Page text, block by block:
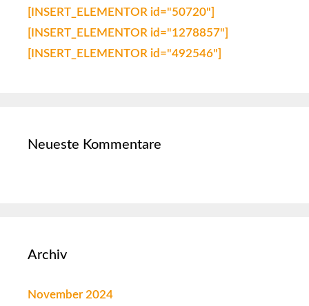
[INSERT_ELEMENTOR id="50720"]
[INSERT_ELEMENTOR id="1278857"]
[INSERT_ELEMENTOR id="492546"]
Neueste Kommentare
Archiv
November 2024